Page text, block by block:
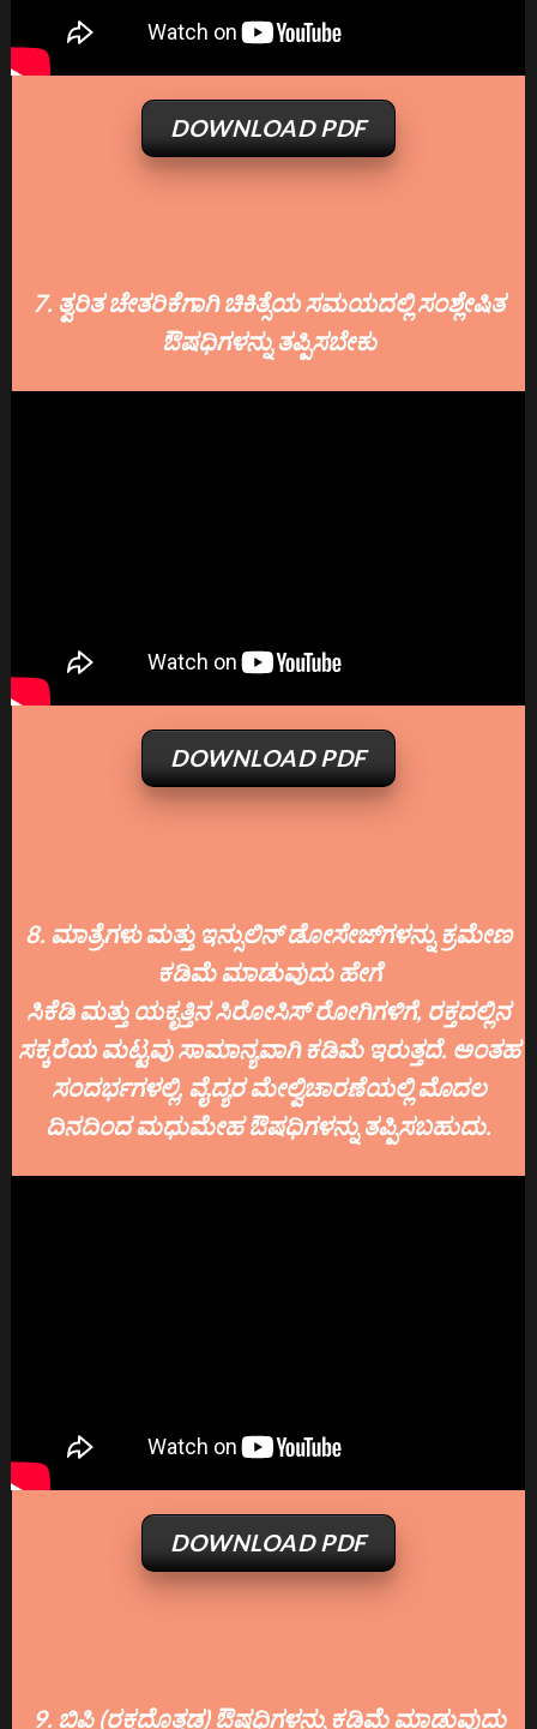
DOWNLOAD PDF
7. ತ್ವರಿತ ಚೇತರಿಕೆಗಾಗಿ ಚಿಕಿತ್ಸೆಯ ಸಮಯದಲ್ಲಿ ಸಂಶ್ಲೇಷಿತ
ಔಷಧಿಗಳನ್ನು ತಪ್ಪಿಸಬೇಕು
DOWNLOAD PDF
8. ಮಾತ್ರೆಗಳು ಮತ್ತು ಇನ್ಸುಲಿನ್ ಡೋಸೇಜ್‌ಗಳನ್ನು ಕ್ರಮೇಣ
ಕಡಿಮೆ ಮಾಡುವುದು ಹೇಗೆ
ಸಿಕೆಡಿ ಮತ್ತು ಯಕೃತ್ತಿನ ಸಿರೋಸಿಸ್ ರೋಗಿಗಳಿಗೆ, ರಕ್ತದಲ್ಲಿನ
ಸಕ್ಕರೆಯ ಮಟ್ಟವು ಸಾಮಾನ್ಯವಾಗಿ ಕಡಿಮೆ ಇರುತ್ತದೆ. ಅಂತಹ
ಸಂದರ್ಭಗಳಲ್ಲಿ, ವೈದ್ಯರ ಮೇಲ್ವಿಚಾರಣೆಯಲ್ಲಿ ಮೊದಲ
ದಿನದಿಂದ ಮಧುಮೇಹ ಔಷಧಿಗಳನ್ನು ತಪ್ಪಿಸಬಹುದು.
DOWNLOAD PDF
9. ಬಿಪಿ (ರಕ್ತದೊತ್ತಡ) ಔಷಧಿಗಳನ್ನು ಕಡಿಮೆ ಮಾಡುವುದು